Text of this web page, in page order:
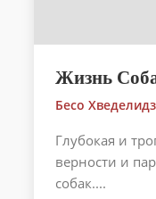
Жизнь
Бесо
Глубокая и
верности и
собак....